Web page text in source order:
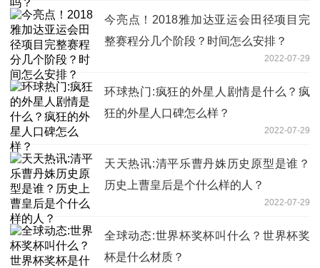
今亮点！2018雅加达亚运会田径项目完
整赛程分几个阶段？时间怎么安排？
2022-07-29
环球热门:疯狂的外星人剧情是什么？疯
狂的外星人口碑怎么样？
2022-07-29
天天热讯:清平乐曹丹姝历史原型是谁？
历史上曹皇后是个什么样的人？
2022-07-29
全球动态:世界杯奖杯叫什么？世界杯奖
杯是什么材质？